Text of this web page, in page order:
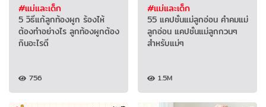
#แม่และเด็ก
5 วิธีแก้ลูกท้องผูก ร้องไห้
ต้องทำอย่างไร ลูกท้องผูกต้อง
กินอะไรดี
756
#แม่และเด็ก
55 แคปชั่นแม่ลูกอ่อน คำคมแม่
ลูกอ่อน แคปชั่นแม่ลูกกวนๆ
สำหรับแม่ๆ
1.5M